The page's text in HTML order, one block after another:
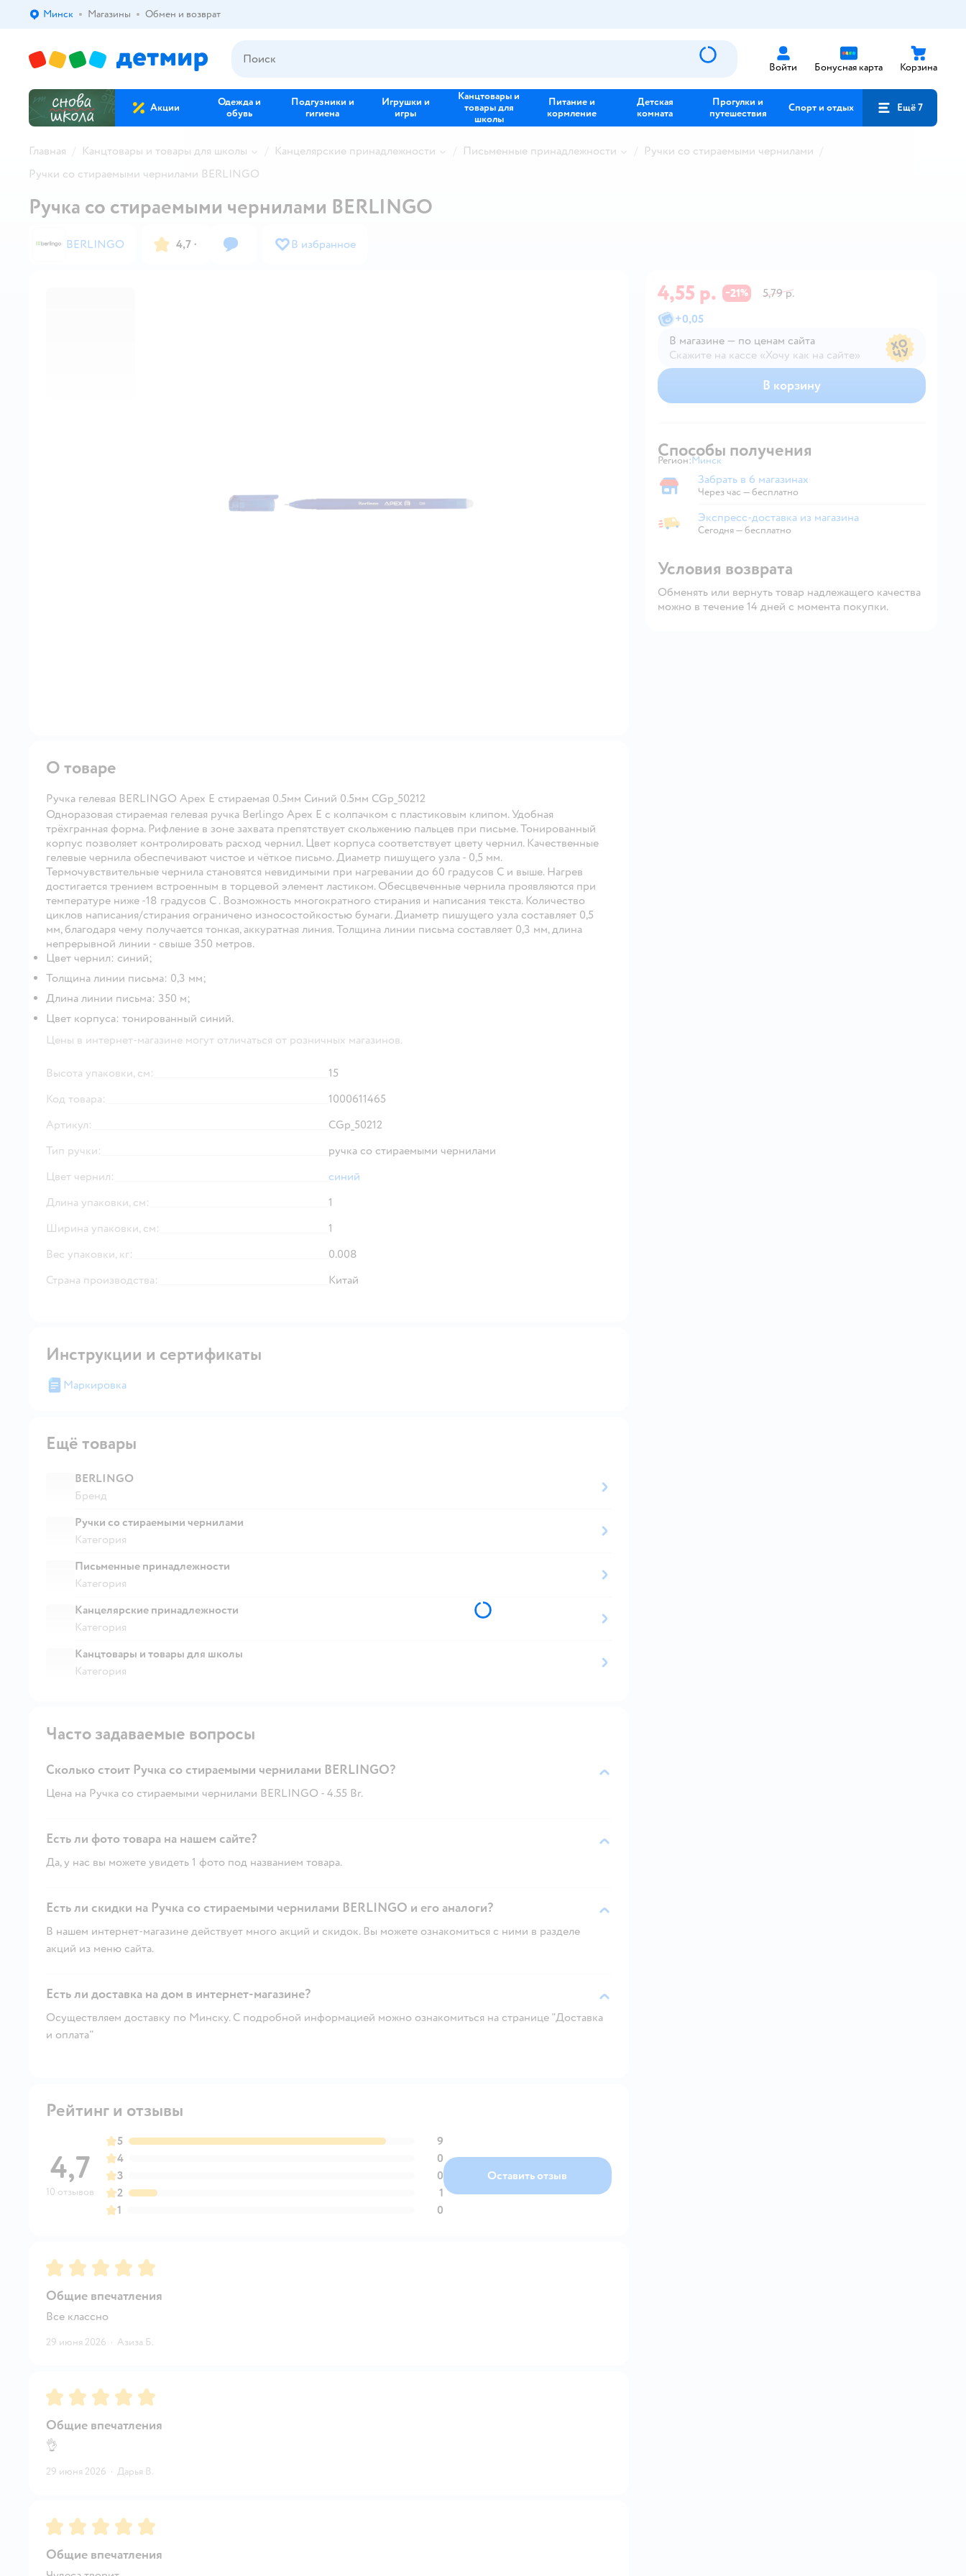
Выбор адреса доставки.
Минск Магазины Обмен и возврат
Войти Бонусная карта Корзина
Акции
Одежда и
обувь
Подгузники и
гигиена
Игрушки и
игры
Канцтовары и
товары для
школы
Питание и
кормление
Детская
комната
Прогулки и
путешествия
Спорт и отдых Ещё 7
Главная Канцтовары и товары для школы Канцелярские принадлежности Письменные принадлежности
Ручки со стираемыми чернилами
Ручки со стираемыми чернилами BERLINGO
Ручка со стираемыми чернилами BERLINGO
BERLINGO 4,7 · В избранное
4,55 р. −21%
5,79 р.
+0,05
В магазине — по ценам сайта
Скажите на кассе «Хочу как на сайте»
В магазине — по ценам сайта
В корзину
Способы получения
Регион: Выбор адреса доставки.
Минск
Забрать в магазине
Забрать в 6 магазинах
Через час — бесплатно
Экспресс-доставка из магазина
Экспресс-доставка из магазина
Сегодня—бесплатно
Условия возврата
Обменять или вернуть товар надлежащего качества
можно в течение 14 дней с момента покупки.
О товаре
Ручка гелевая BERLINGO Apex E стираемая 0.5мм Синий 0.5мм CGp_50212
Одноразовая стираемая гелевая ручка Berlingo Apex E с колпачком с пластиковым клипом. Удобная
трёхгранная форма. Рифление в зоне захвата препятствует скольжению пальцев при письме. Тонированный
корпус позволяет контролировать расход чернил. Цвет корпуса соответствует цвету чернил. Качественные
гелевые чернила обеспечивают чистое и чёткое письмо. Диаметр пишущего узла - 0,5 мм.
Термочувствительные чернила становятся невидимыми при нагревании до 60 градусов С и выше. Нагрев
достигается трением встроенным в торцевой элемент ластиком. Обесцвеченные чернила проявляются при
температуре ниже -18 градусов С . Возможность многократного стирания и написания текста. Количество
циклов написания/стирания ограничено износостойкостью бумаги. Диаметр пишущего узла составляет 0,5
мм, благодаря чему получается тонкая, аккуратная линия. Толщина линии письма составляет 0,3 мм, длина
непрерывной линии - свыше 350 метров.
Цвет чернил: синий;
Толщина линии письма: 0,3 мм;
Длина линии письма: 350 м;
Цвет корпуса: тонированный синий.
Цены в интернет-магазине могут отличаться от розничных магазинов.
Высота упаковки, см:
15
Код товара:
1000611465
Артикул:
CGp_50212
Тип ручки:
ручка со стираемыми чернилами
Цвет чернил:
синий
Длина упаковки, см:
1
Ширина упаковки, см:
1
Вес упаковки, кг:
0.008
Страна производства:
Китай
Инструкции и сертификаты
Маркировка
Ещё товары
BERLINGO
Бренд
Ручки со стираемыми чернилами
Категория
Письменные принадлежности
Категория
Канцелярские принадлежности
Категория
Канцтовары и товары для школы
Категория
Часто задаваемые вопросы
Сколько стоит Ручка со стираемыми чернилами BERLINGO?
Цена на Ручка со стираемыми чернилами BERLINGO - 4.55 Br.
Есть ли фото товара на нашем сайте?
Да, у нас вы можете увидеть 1 фото под названием товара.
Есть ли скидки на Ручка со стираемыми чернилами BERLINGO и его аналоги?
В нашем интернет-магазине действует много акций и скидок. Вы можете ознакомиться с ними в разделе
акций из меню сайта.
Есть ли доставка на дом в интернет-магазине?
Осуществляем доставку по Минску. С подробной информацией можно ознакомиться на странице "Доставка
и оплата"
Рейтинг и отзывы
4,7
10 отзывов
5
9
4
0
3
0
2
1
1
0
Оставить отзыв
Рейтинг:5
Общие впечатления
Все классно
29 июня 2026 · Азиза Б.
Рейтинг:5
Общие впечатления
👌
29 июня 2026 · Дарья В.
Рейтинг:5
Общие впечатления